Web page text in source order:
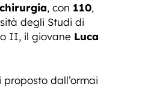
, con 110,
degli Studi di
II, il giovane Luca
dall’ormai